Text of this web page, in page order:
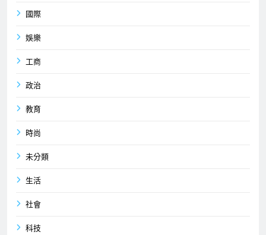
國際
娛樂
工商
政治
教育
時尚
未分類
生活
社會
科技